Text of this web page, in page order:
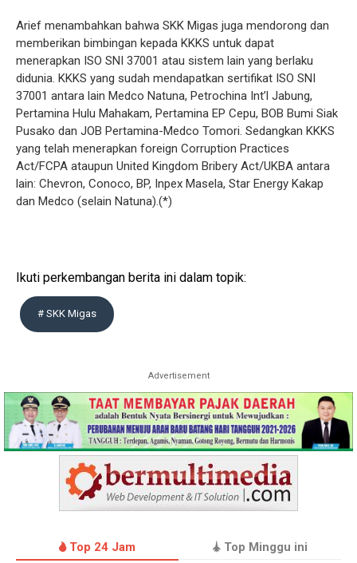
Arief menambahkan bahwa SKK Migas juga mendorong dan
memberikan bimbingan kepada KKKS untuk dapat
menerapkan ISO SNI 37001 atau sistem lain yang berlaku
didunia. KKKS yang sudah mendapatkan sertifikat ISO SNI
37001 antara lain Medco Natuna, Petrochina Int’l Jabung,
Pertamina Hulu Mahakam, Pertamina EP Cepu, BOB Bumi Siak
Pusako dan JOB Pertamina-Medco Tomori. Sedangkan KKKS
yang telah menerapkan foreign Corruption Practices
Act/FCPA ataupun United Kingdom Bribery Act/UKBA antara
lain: Chevron, Conoco, BP, Inpex Masela, Star Energy Kakap
dan Medco (selain Natuna).(*)
Ikuti perkembangan berita ini dalam topik:
# SKK Migas
Advertisement
Top 24 Jam Top Minggu ini